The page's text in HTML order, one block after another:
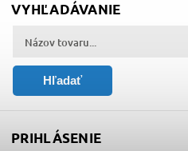
VYHĽADÁVANIE
Hľadať
PRIHLÁSENIE